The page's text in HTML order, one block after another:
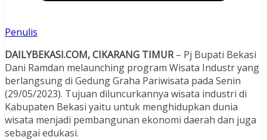
Penulis
DAILYBEKASI.COM, CIKARANG TIMUR– Pj Bupati Bekasi
Dani Ramdan melaunching program Wisata Industr yang
berlangsung di Gedung Graha Pariwisata pada Senin
(29/05/2023). Tujuan diluncurkannya wisata industri di
Kabupaten Bekasi yaitu untuk menghidupkan dunia
wisata menjadi pembangunan ekonomi daerah dan juga
sebagai edukasi.